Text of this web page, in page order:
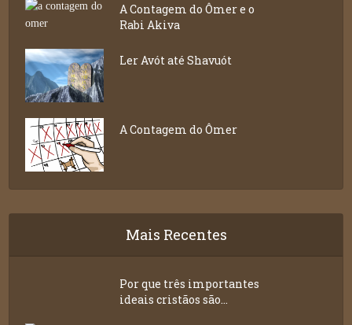
A Contagem do Ômer e o
Rabi Akiva
Ler Avót até Shavuót
A Contagem do Ômer
Mais Recentes
Por que três importantes
ideais cristãos são...